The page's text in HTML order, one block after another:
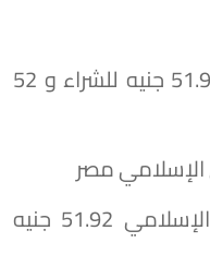
سجل الدولار في بنك نكست 51.90 جنيه للشراء و 52
مصر
سجل الدولار في بنك فيصل الإسلامي 51.92 جنيه